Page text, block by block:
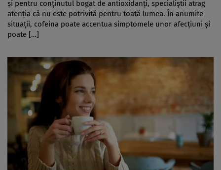
și pentru conținutul bogat de antioxidanți, specialiștii atrag
atenția că nu este potrivită pentru toată lumea. În anumite
situații, cofeina poate accentua simptomele unor afecțiuni și
poate […]